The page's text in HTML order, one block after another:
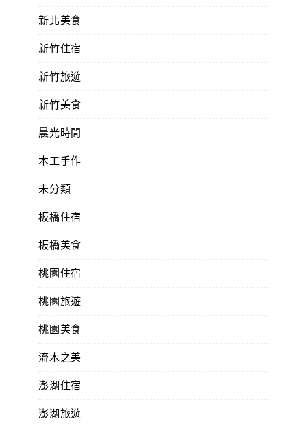
新北美食
新竹住宿
新竹旅遊
新竹美食
晨光時間
木工手作
未分類
板橋住宿
板橋美食
桃園住宿
桃園旅遊
桃園美食
流木之美
澎湖住宿
澎湖旅遊